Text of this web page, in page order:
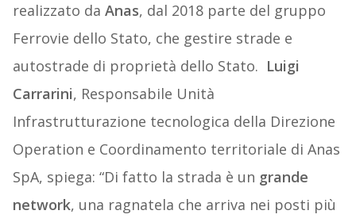
realizzato da Anas, dal 2018 parte del gruppo
Ferrovie dello Stato, che gestire strade e
autostrade di proprietà dello Stato. Luigi
Carrarini, Responsabile Unità
Infrastrutturazione tecnologica della Direzione
Operation e Coordinamento territoriale di Anas
SpA, spiega: “Di fatto la strada è un grande
network, una ragnatela che arriva nei posti più